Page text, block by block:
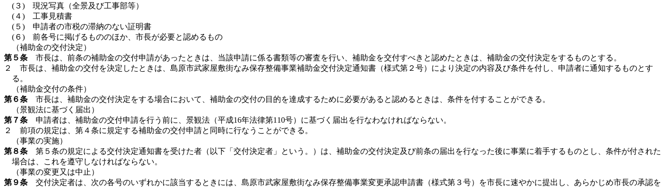
(３) 現況写真（全景及び工事部等）
(４) 工事見積書
(５) 申請者の市税の滞納のない証明書
(６) 前各号に掲げるもののほか、市長が必要と認めるもの
（補助金の交付決定）
第５条 市長は、前条の補助金の交付申請があったときは、当該申請に係る書類等の審査を行い、補助金を交付すべきと認めたときは、補助金の交付決定をするものとする。
２ 市長は、補助金の交付を決定したときは、島原市武家屋敷街なみ保存整備事業補助金交付決定通知書（様式第２号）により決定の内容及び条件を付し、申請者に通知するものとす
る。
（補助金交付の条件）
第６条 市長は、補助金の交付決定をする場合において、補助金の交付の目的を達成するために必要があると認めるときは、条件を付することができる。
（景観法に基づく届出）
第７条 申請者は、補助金の交付申請を行う前に、景観法（平成16年法律第110号）に基づく届出を行なわなければならない。
２ 前項の規定は、第４条に規定する補助金の交付申請と同時に行なうことができる。
（事業の実施）
第８条 第５条の規定による交付決定通知書を受けた者（以下「交付決定者」という。）は、補助金の交付決定及び前条の届出を行なった後に事業に着手するものとし、条件が付された
場合は、これを遵守しなければならない。
（事業の変更又は中止）
第９条 交付決定者は、次の各号のいずれかに該当するときには、島原市武家屋敷街なみ保存整備事業変更承認申請書（様式第３号）を市長に速やかに提出し、あらかじめ市長の承認を